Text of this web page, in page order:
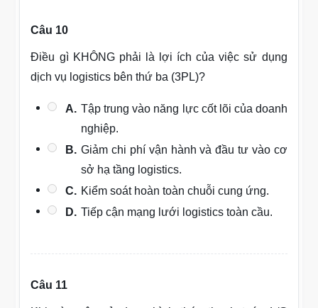
Câu 10
Điều gì KHÔNG phải là lợi ích của việc sử dụng
dịch vụ logistics bên thứ ba (3PL)?
A. Tập trung vào năng lực cốt lõi của doanh
nghiệp.
B. Giảm chi phí vận hành và đầu tư vào cơ
sở hạ tầng logistics.
C. Kiểm soát hoàn toàn chuỗi cung ứng.
D. Tiếp cận mạng lưới logistics toàn cầu.
Câu 11